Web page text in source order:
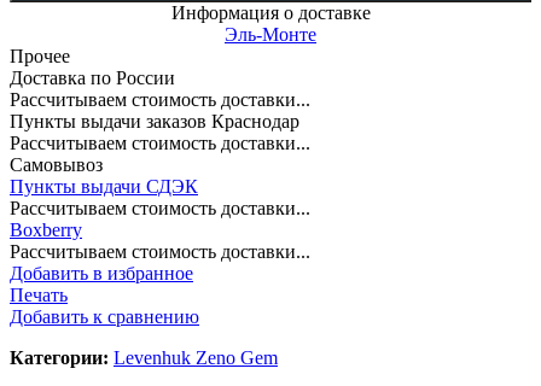
Информация о доставке
Эль-Монте
Прочее
Доставка по России
Рассчитываем стоимость доставки...
Пункты выдачи заказов Краснодар
Рассчитываем стоимость доставки...
Самовывоз
Пункты выдачи СДЭК
Рассчитываем стоимость доставки...
Boxberry
Рассчитываем стоимость доставки...
Добавить в избранное
Печать
Добавить к сравнению
Категории: Levenhuk Zeno Gem